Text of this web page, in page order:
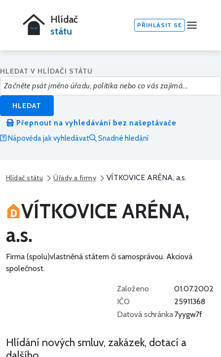
Hlídač
státu
PŘIHLÁSIT SE
HLEDAT V HLÍDAČI STÁTU
HLEDAT
Přepnout na vyhledávání bez našeptávače
Nápověda jak vyhledávat
Snadné hledání
Hlídač státu Úřady a firmy VÍTKOVICE ARÉNA, a.s.
VÍTKOVICE ARÉNA,
a.s.
Firma (spolu)vlastněná státem či samosprávou. Akciová
společnost.
Založeno
01.07.2002
IČO
25911368
Datová schránka7yygw7f
Hlídání nových smluv, zakázek, dotací a